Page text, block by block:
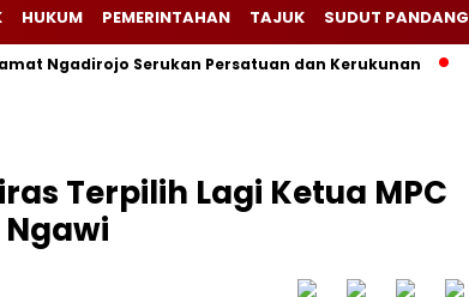
HUKUM PEMERINTAHAN TAJUK SUDUT PANDANG
Ngadirojo Serukan Persatuan dan Kerukunan
Terpilih Lagi Ketua MPC